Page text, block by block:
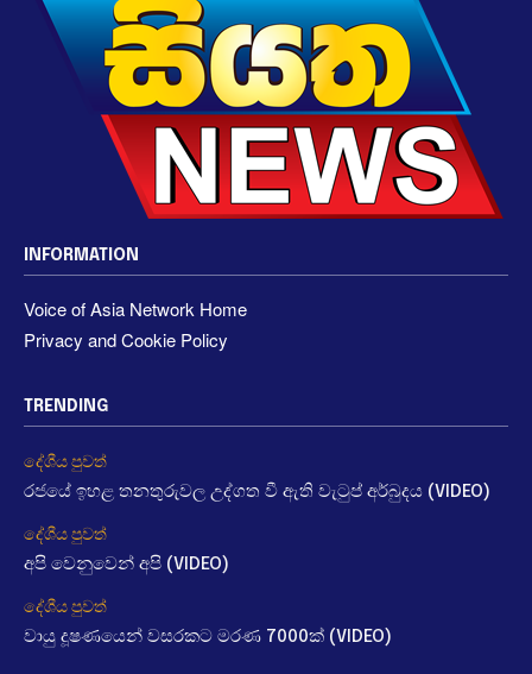
INFORMATION
Voice of Asia Network Home
Privacy and Cookie Policy
TRENDING
දේශීය පුවත්
රජයේ ඉහළ තනතුරුවල උද්ගත වී ඇති වැටුප් අර්බුදය (VIDEO)
දේශීය පුවත්
අපි වෙනුවෙන් අපි (VIDEO)
දේශීය පුවත්
වායු දූෂණයෙන් වසරකට මරණ 7000ක් (VIDEO)